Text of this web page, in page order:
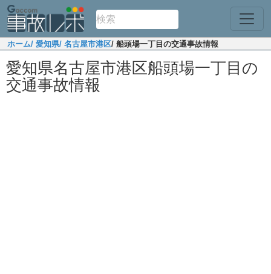
ホーム/ 愛知県/ 名古屋市港区/ 船頭場一丁目の交通事故情報
愛知県名古屋市港区船頭場一丁目の
交通事故情報